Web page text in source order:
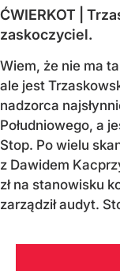
ĆWIERKOT |
zaskoczyciel.
Wiem, że nie ma
ale jest
nadzorca
Południowego, a
Stop. Po wielu
z Dawidem
zł na stanowisku
zarządził audyt.